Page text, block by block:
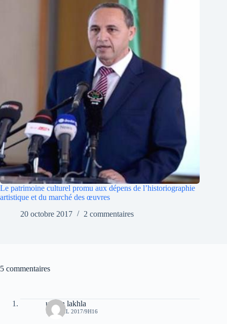
Le patrimoine culturel promu aux dépens de l’historiographie
artistique et du marché des œuvres
20 octobre 2017
2 commentaires
5 commentaires
uchan lakhla
15 AVRIL 2017/9H16